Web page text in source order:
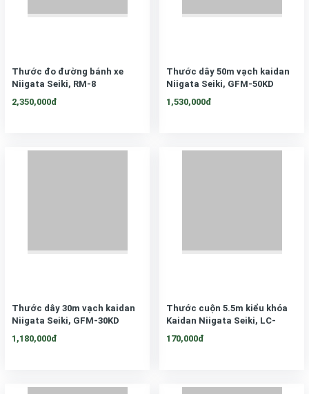
Thước đo đường bánh xe
Niigata Seiki, RM-8
2,350,000đ
Thước dây 50m vạch kaidan
Niigata Seiki, GFM-50KD
1,530,000đ
Thước dây 30m vạch kaidan
Niigata Seiki, GFM-30KD
1,180,000đ
Thước cuộn 5.5m kiểu khóa
Kaidan Niigata Seiki, LC-
2555KD
170,000đ